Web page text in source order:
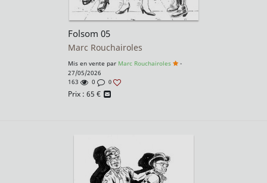
Folsom 05
Marc Rouchairoles
Mis en vente par Marc Rouchairoles
-
27/05/2026
163
0 0
Prix : 65 €